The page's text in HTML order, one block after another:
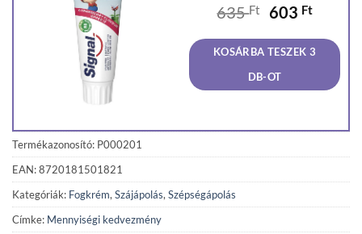
635Ft
Original
was:
635 Ft.
603 Ft
is:
603
KOSÁRBA TESZEK 3
DB-OT
Termékazonosító: P000201
EAN: 8720181501821
Kategóriák: Fogkrém, Szájápolás, Szépségápolás
Címke: Mennyiségi kedvezmény